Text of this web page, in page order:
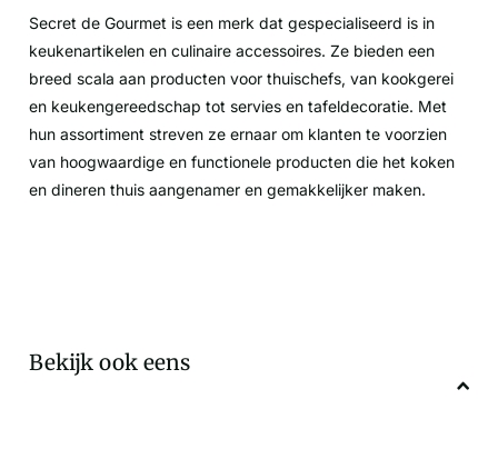
Secret de Gourmet is een merk dat gespecialiseerd is in
keukenartikelen en culinaire accessoires. Ze bieden een
breed scala aan producten voor thuischefs, van kookgerei
en keukengereedschap tot servies en tafeldecoratie. Met
hun assortiment streven ze ernaar om klanten te voorzien
van hoogwaardige en functionele producten die het koken
en dineren thuis aangenamer en gemakkelijker maken.
Bekijk ook eens